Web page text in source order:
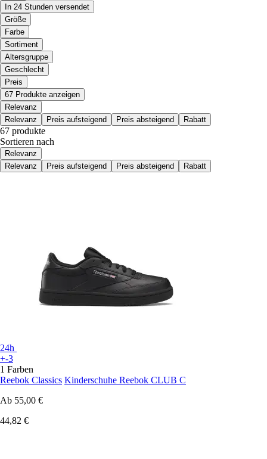
In 24 Stunden versendet
Größe
Farbe
Sortiment
Altersgruppe
Geschlecht
Preis
67 Produkte anzeigen
Relevanz
Relevanz
Preis aufsteigend Preis absteigend Rabatt
67 produkte
Sortieren nach
Relevanz
Relevanz
Preis aufsteigend Preis absteigend Rabatt
24h
+-3
1 Farben
Reebok Classics Kinderschuhe Reebok CLUB C
Ab 55,00 €
44,82 €